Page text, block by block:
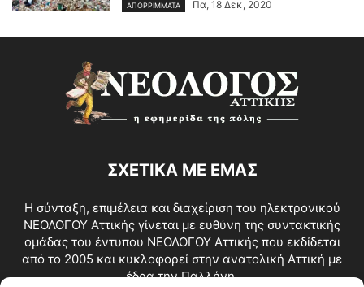
ΑΠΟΡΡΙΜΜΑΤΑ Πα, 18 Δεκ, 2020
ΣΧΕΤΙΚΑ ΜΕ ΕΜΑΣ
Η σύνταξη, επιμέλεια και διαχείριση του ηλεκτρονικού
ΝΕΟΛΟΓΟΥ Αττικής γίνεται με ευθύνη της συντακτικής
ομάδας του έντυπου ΝΕΟΛΟΓΟΥ Αττικής που εκδίδεται
από το 2005 και κυκλοφορεί στην ανατολική Αττική με
έδρα την Παλλήνη.